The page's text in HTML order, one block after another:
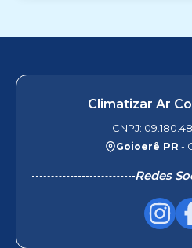
Climatizar Ar
CNPJ:
Goioerê PR -
Redes